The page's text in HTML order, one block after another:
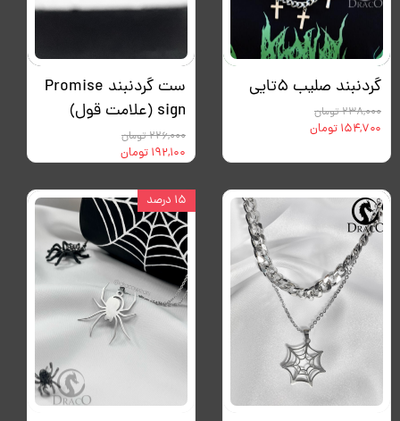
گردنبند صلیب ۵تایی
۲۳۸,۰۰۰ تومان
۱۵۴,۷۰۰ تومان
ست گردنبند Promise
sign (علامت قول)
۲۲۶,۰۰۰ تومان
۱۹۲,۱۰۰ تومان
۱۵ درصد